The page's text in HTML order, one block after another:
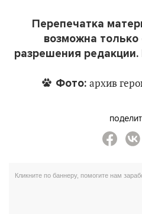
Перепечатка
возможна только
разрешения
Фото: архив